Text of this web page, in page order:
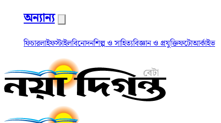
অন্যান্য
ফিচারলাইফস্টাইলবিনোদনশিল্প ও সাহিত্যবিজ্ঞান ও প্রযুক্তিফটোআর্কাইভ